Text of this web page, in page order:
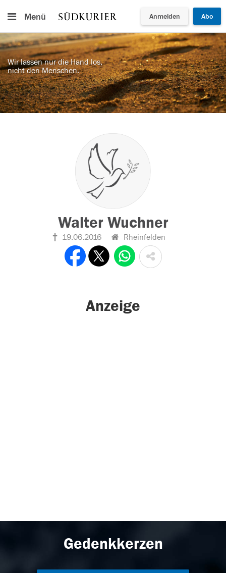
Menü Anmelden Abo
Wir lassen nur die Hand los,
nicht den Menschen.
Walter Wuchner
19.06.2016 Rheinfelden
Anzeige
Gedenkkerzen